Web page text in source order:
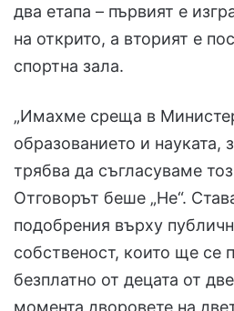
два етапа – първият е
на открито, а вторият е
спортна зала.
„Имахме среща в
образованието и науката,
трябва да съгласуваме
Отговорът беше „Не“.
подобрения върху
собственост, които ще се
безплатно от децата от
момента дворовете на